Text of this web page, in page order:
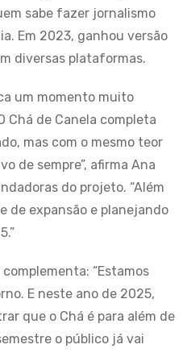
sabe fazer jornalismo
Em 2023, ganhou versão
diversas plataformas.
um momento muito
Chá de Canela completa
mas com o mesmo teor
de sempre”, afirma Ana
do projeto. “Além
de expansão e planejando
“Estamos
E neste ano de 2025,
que o Chá é para além de
o público já vai